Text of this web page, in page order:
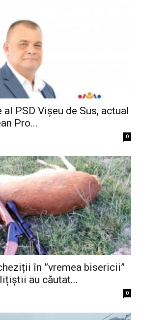
PSD Vișeu de Sus, actual
Pro...
0
în ”vremea bisericii”
au căutat...
0